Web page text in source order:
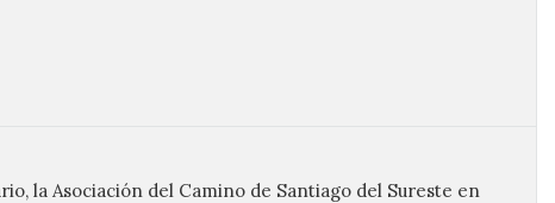
la Asociación del Camino de Santiago del Sureste en